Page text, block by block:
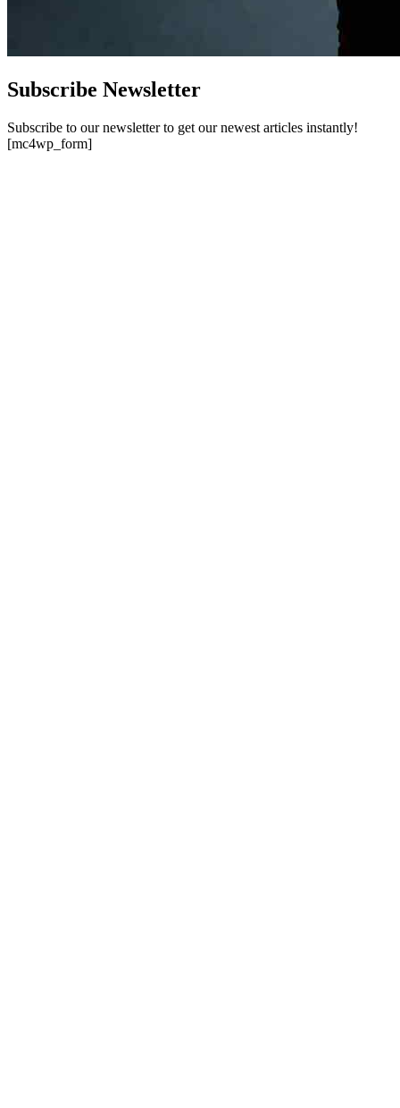
Subscribe Newsletter
Subscribe to our newsletter to get our newest articles instantly!
[mc4wp_form]